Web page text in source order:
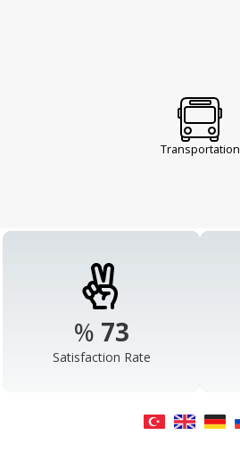
Transportation
% 92
Satisfaction Rate